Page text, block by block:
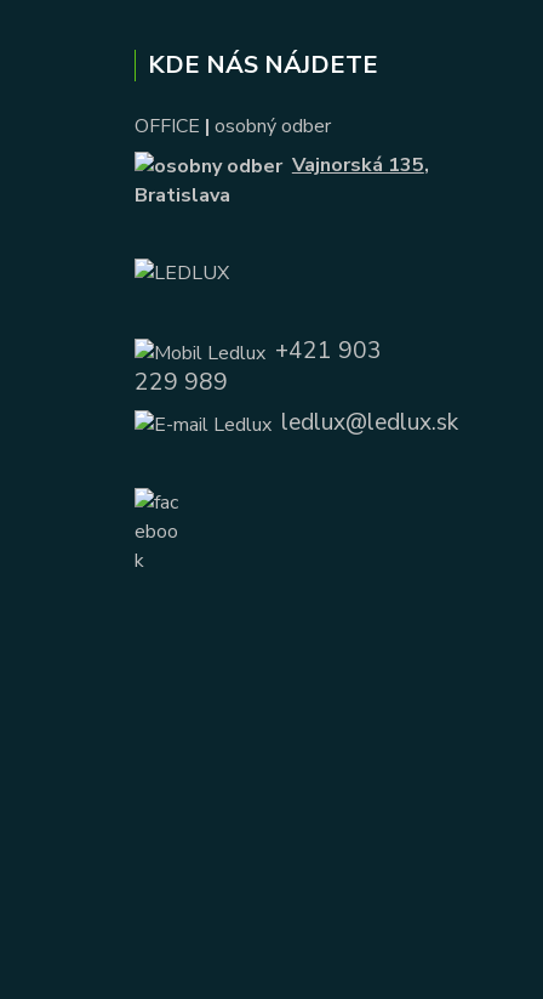
KDE NÁS NÁJDETE
OFFICE | osobný odber
Vajnorská 135,
Bratislava
+421 903
229 989
ledlux@ledlux.sk